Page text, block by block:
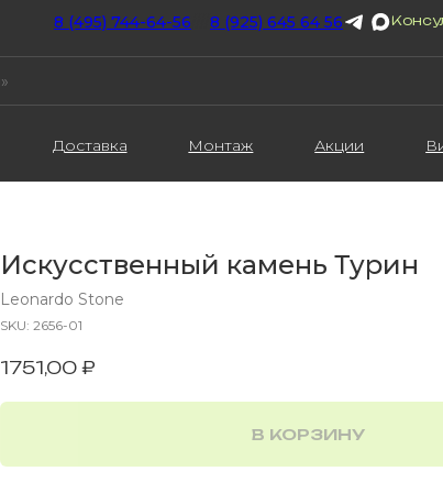
8 (495) 744-64-56 8 (925) 645 64 56
Доставка Монтаж Акции
Искусственный камень Турин
Leonardo Stone
SKU: 2656-01
1751,00 ₽
В КОРЗИНУ